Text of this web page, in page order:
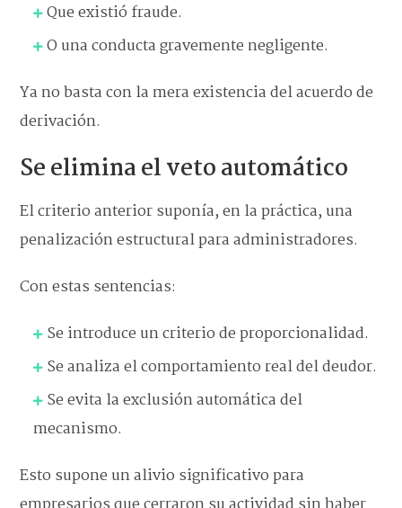
Que existió fraude.
O una conducta gravemente negligente.
Ya no basta con la mera existencia del acuerdo de
derivación.
Se elimina el veto automático
El criterio anterior suponía, en la práctica, una
penalización estructural para administradores.
Con estas sentencias:
Se introduce un criterio de proporcionalidad.
Se analiza el comportamiento real del deudor.
Se evita la exclusión automática del
mecanismo.
Esto supone un alivio significativo para